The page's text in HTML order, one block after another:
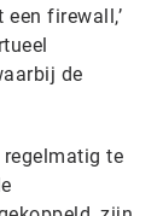
firewall,’
de
te